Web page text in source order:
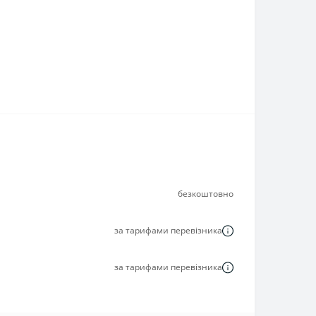
безкоштовно
за тарифами перевізника
за тарифами перевізника